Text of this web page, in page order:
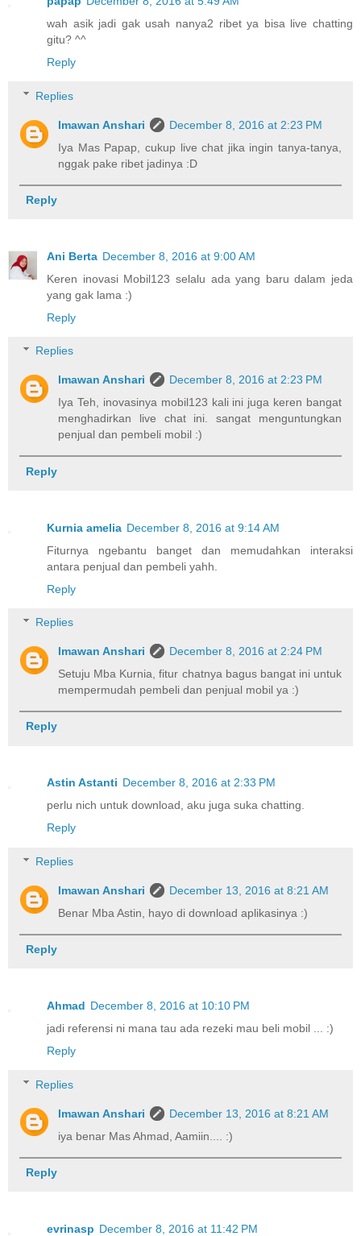
wah asik jadi gak usah nanya2 ribet ya bisa live chatting
gitu? ^^
Reply
Replies
Imawan Anshari
December 8, 2016 at 2:23 PM
Iya Mas Papap, cukup live chat jika ingin tanya-tanya,
nggak pake ribet jadinya :D
Reply
Ani Berta December 8, 2016 at 9:00 AM
Keren inovasi Mobil123 selalu ada yang baru dalam jeda
yang gak lama :)
Reply
Replies
Imawan Anshari
December 8, 2016 at 2:23 PM
Iya Teh, inovasinya mobil123 kali ini juga keren bangat
menghadirkan live chat ini. sangat menguntungkan
penjual dan pembeli mobil :)
Reply
Kurnia amelia December 8, 2016 at 9:14 AM
Fiturnya ngebantu banget dan memudahkan interaksi
antara penjual dan pembeli yahh.
Reply
Replies
Imawan Anshari
December 8, 2016 at 2:24 PM
Setuju Mba Kurnia, fitur chatnya bagus bangat ini untuk
mempermudah pembeli dan penjual mobil ya :)
Reply
Astin Astanti December 8, 2016 at 2:33 PM
perlu nich untuk download, aku juga suka chatting.
Reply
Replies
Imawan Anshari
December 13, 2016 at 8:21 AM
Benar Mba Astin, hayo di download aplikasinya :)
Reply
Ahmad December 8, 2016 at 10:10 PM
jadi referensi ni mana tau ada rezeki mau beli mobil ... :)
Reply
Replies
Imawan Anshari
December 13, 2016 at 8:21 AM
iya benar Mas Ahmad, Aamiin.... :)
Reply
evrinasp December 8, 2016 at 11:42 PM